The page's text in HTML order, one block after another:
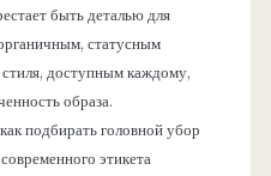
быть деталью для
статусным
доступным каждому,
образа.
подбирать головной убор
этикета